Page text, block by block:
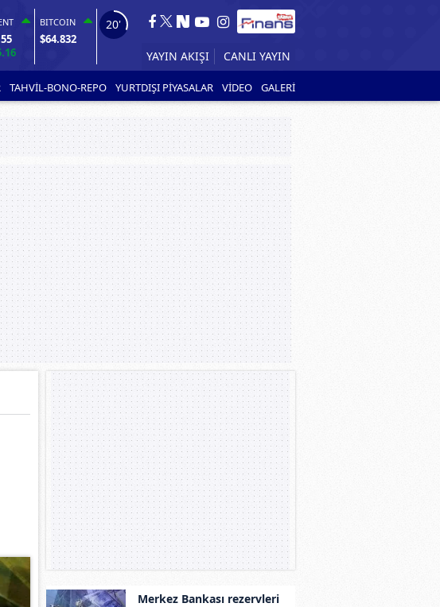
BITCOIN
$64.832
19'
YAYIN AKIŞI CANLI YAYIN
TAHVİL-BONO-REPO YURTDIŞI PİYASALAR VİDEO GALERİ
Merkez Bankası rezervleri